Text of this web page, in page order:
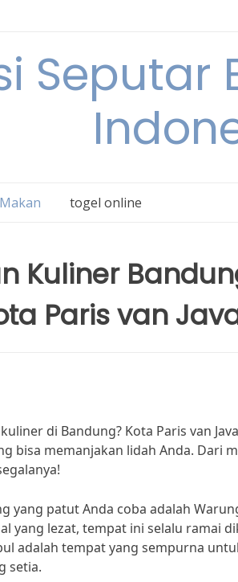
Seputar
togel online
Kuliner
Paris van
di Bandung? Kota Paris van
bisa memanjakan lidah Anda. Dari
yang patut Anda coba adalah
yang lezat, tempat ini selalu ramai
adalah tempat yang sempurna
setia.